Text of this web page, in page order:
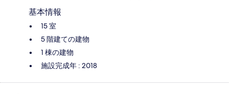
基本情報
15 室
5 階建ての建物
1 棟の建物
施設完成年 : 2018